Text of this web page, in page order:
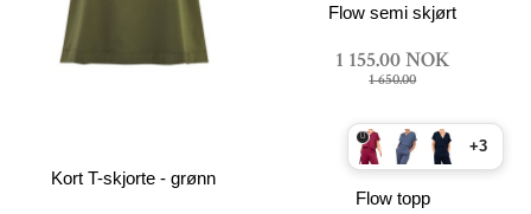
Kort T-skjorte - grønn
Flow semi skjørt
1 155.00 NOK
1 650.00
+3
Flow topp